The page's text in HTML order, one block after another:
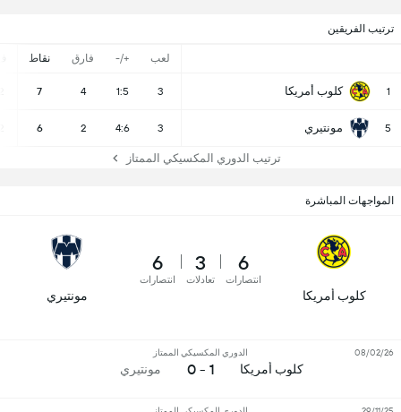
ترتيب الفريقين
لعب +/- فارق نقاط
1 كلوب أمريكا 3
1:5
4
7
5 مونتيري 3
4:6
2
6
ترتيب الدوري المكسيكي الممتاز
المواجهات المباشرة
كلوب أمريكا
6
انتصارات
3
تعادلات
6
انتصارات
مونتيري
كلوب أمريكا
الدوري المكسيكي الممتاز
1 - 0 مونتيري
08/02/26